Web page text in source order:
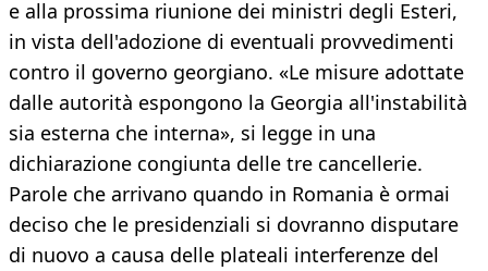
e alla prossima riunione dei ministri degli Esteri,
in vista dell'adozione di eventuali provvedimenti
contro il governo georgiano. «Le misure adottate
dalle autorità espongono la Georgia all'instabilità
sia esterna che interna», si legge in una
dichiarazione congiunta delle tre cancellerie.
Parole che arrivano quando in Romania è ormai
deciso che le presidenziali si dovranno disputare
di nuovo a causa delle plateali interferenze del